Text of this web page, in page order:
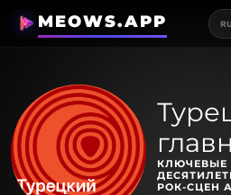
MEOWS.APP RU
КЛЮЧЕВЫЕ
РОК-СЦЕН